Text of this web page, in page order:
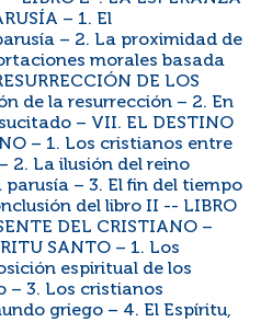
– 1. El
– 2. La proximidad de
morales basada
DE LOS
de la resurrección – 2. En
– VII. EL DESTINO
– 1. Los cristianos entre
2. La ilusión del reino
– 3. El fin del tiempo
del libro II -- LIBRO
DEL CRISTIANO –
SANTO – 1. Los
espiritual de los
– 3. Los cristianos
griego – 4. El Espíritu,